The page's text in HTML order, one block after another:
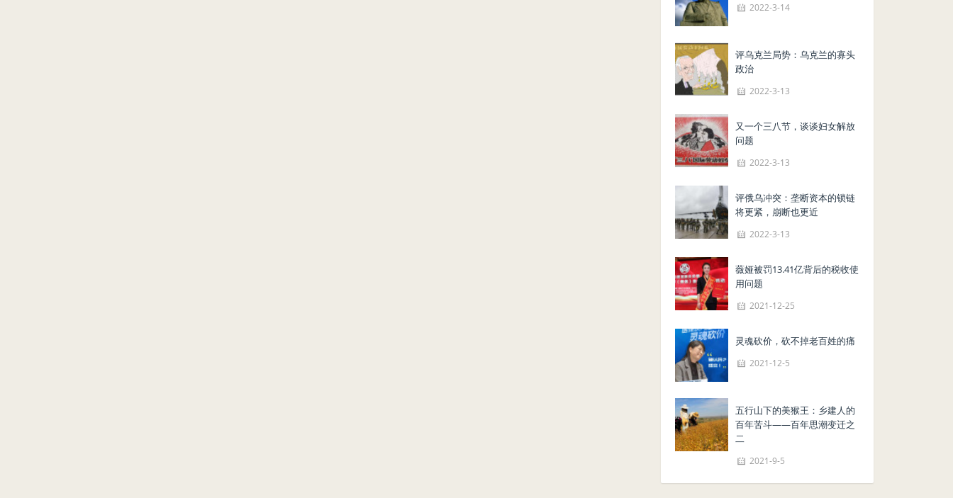
2022-3-14
评乌克兰局势：乌克兰的寡头
政治
2022-3-13
又一个三八节，谈谈妇女解放
问题
2022-3-13
评俄乌冲突：垄断资本的锁链
将更紧，崩断也更近
2022-3-13
薇娅被罚13.41亿背后的税收使
用问题
2021-12-25
灵魂砍价，砍不掉老百姓的痛
2021-12-5
五行山下的美猴王：乡建人的
百年苦斗——百年思潮变迁之
二
2021-9-5